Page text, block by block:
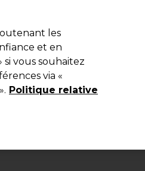
Hommes Les
les
et en
vous souhaitez
via «
Politique relative